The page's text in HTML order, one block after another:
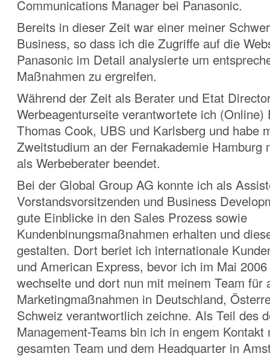
Communications Manager bei Panasonic.
Bereits in dieser Zeit war einer meiner
Business, so dass ich die Zugriffe auf die
Panasonic im Detail analysierte um
Maßnahmen zu ergreifen.
Während der Zeit als Berater und Etat
Werbeagenturseite verantwortete ich
Thomas Cook, UBS und Karlsberg und habe
Zweitstudium an der Fernakademie Hamburg
als Werbeberater beendet.
Bei der Global Group AG konnte ich als
Vorstandsvorsitzenden und Business
gute Einblicke in den Sales Prozess sowie
Kundenbinungsmaßnahmen erhalten und
gestalten. Dort beriet ich internationale
und American Express, bevor ich im Mai
wechselte und dort nun mit meinem Team für
Marketingmaßnahmen in Deutschland,
Schweiz verantwortlich zeichne. Als Teil des
Management-Teams bin ich in engem Kontakt
gesamten Team und dem Headquarter in